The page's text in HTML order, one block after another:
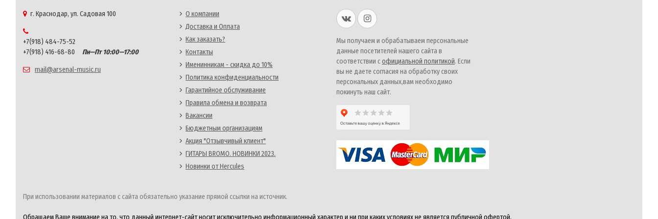
г. Краснодар, ул. Садовая 100
+7(918) 484-75-52
+7(918) 416-68-80
Пн—Пт 10:00—17:00
mail@arsenal-music.ru
О компании
Доставка и Оплата
Как заказать?
Контакты
Именинникам - скидка до 10%
Политика конфиденциальности
Гарантийное обслуживание
Правила обмена и возврата
Вакансии
Бюджетным организациям
Акция "Отзывчивый клиент"
ГИТАРЫ BROMO. НОВИНКИ 2023.
Новинки от Hercules
Мы получаем и обрабатываем персональные
данные посетителей нашего сайта в
соответствии софициальной политикой. Если
вы не даете согласия на обработку своих
персональных данных,вам необходимо
покинуть наш сайт.
При использовании материалов с сайта обязательно указание прямой ссылки на источник.
Обращаем Ваше внимание на то, что данный интернет-сайт носит исключительно информационный характер и ни при каких условиях не является публичной офертой,